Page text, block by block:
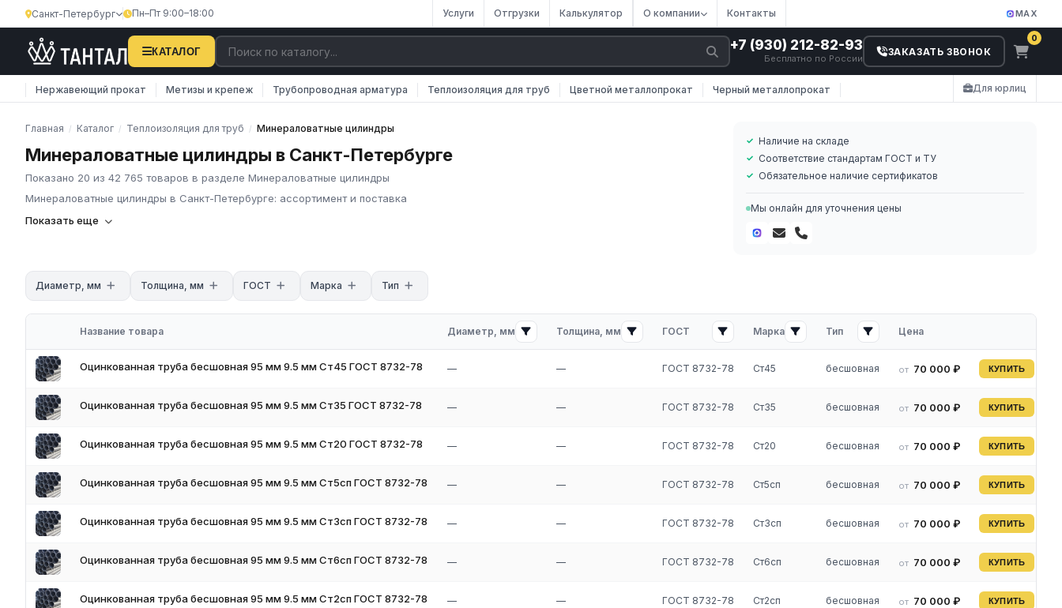
Санкт-Петербург Пн–Пт 9:00–18:00 Услуги Отгрузки Калькулятор О компании Контакты MAX
КАТАЛОГ +7 (930) 212-82-93
Бесплатно по России
ЗАКАЗАТЬ ЗВОНОК
0
Нержавеющий прокат Метизы и крепеж Трубопроводная арматура Теплоизоляция для труб Цветной металлопрокат Черный металлопрокат Для юрлиц
Главная / Каталог / Теплоизоляция для труб / Минераловатные цилиндры
Минераловатные цилиндры в Санкт-Петербурге
Показано 20 из 42 765 товаров в разделе Минераловатные цилиндры
Минераловатные цилиндры в Санкт-Петербурге: ассортимент и поставка
Минераловатные цилиндры
промышленных трубопроводов. Соответствуют ГОСТ 21880-2011.
Диаметр: Ду 15–500 мм
Показать еще
Наличие на складе
Соответствие стандартам ГОСТ и ТУ
Обязательное наличие сертификатов
Мы онлайн для уточнения цены
Диаметр, мм Толщина, мм ГОСТ Марка Тип
Название товара Диаметр, мм Толщина, мм ГОСТ Марка Тип Цена
Оцинкованная труба бесшовная 95 мм 9.5 мм Ст45 ГОСТ 8732-78 — — ГОСТ 8732-78 Ст45 бесшовная от 70 000 ₽ КУПИТЬ
Оцинкованная труба бесшовная 95 мм 9.5 мм Ст35 ГОСТ 8732-78 — — ГОСТ 8732-78 Ст35 бесшовная от 70 000 ₽ КУПИТЬ
Оцинкованная труба бесшовная 95 мм 9.5 мм Ст20 ГОСТ 8732-78 — — ГОСТ 8732-78 Ст20 бесшовная от 70 000 ₽ КУПИТЬ
Оцинкованная труба бесшовная 95 мм 9.5 мм Ст5сп ГОСТ 8732-78 — — ГОСТ 8732-78 Ст5сп бесшовная от 70 000 ₽ КУПИТЬ
Оцинкованная труба бесшовная 95 мм 9.5 мм Ст3сп ГОСТ 8732-78 — — ГОСТ 8732-78 Ст3сп бесшовная от 70 000 ₽ КУПИТЬ
Оцинкованная труба бесшовная 95 мм 9.5 мм Ст6сп ГОСТ 8732-78 — — ГОСТ 8732-78 Ст6сп бесшовная от 70 000 ₽ КУПИТЬ
Оцинкованная труба бесшовная 95 мм 9.5 мм Ст2сп ГОСТ 8732-78 — — ГОСТ 8732-78 Ст2сп бесшовная от 70 000 ₽ КУПИТЬ